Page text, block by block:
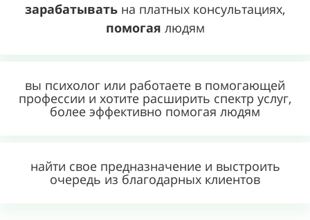
зарабатывать на платных консультациях,
помогая людям
вы психолог или работаете в помогающей
профессии и хотите расширить спектр услуг,
более эффективно помогая людям
найти свое предназначение и выстроить
очередь из благодарных клиентов